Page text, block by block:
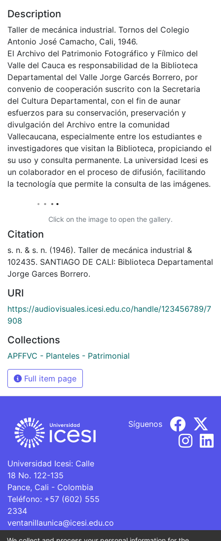
Description
Taller de mecánica industrial. Tornos del Colegio
Antonio José Camacho, Cali, 1946.
El Archivo del Patrimonio Fotográfico y Fílmico del
Valle del Cauca es responsabilidad de la Biblioteca
Departamental del Valle Jorge Garcés Borrero, por
convenio de cooperación suscrito con la Secretaria
del Cultura Departamental, con el fin de aunar
esfuerzos para su conservación, preservación y
divulgación del Archivo entre la comunidad
Vallecaucana, especialmente entre los estudiantes e
investigadores que visitan la Biblioteca, propiciando el
su uso y consulta permanente. La universidad Icesi es
un colaborador en el proceso de difusión, facilitando
la tecnología que permite la consulta de las imágenes.
Click on the image to open the gallery.
Citation
s. n. & s. n. (1946). Taller de mecánica industrial &
102435. SANTIAGO DE CALI: Biblioteca Departamental
Jorge Garces Borrero.
URI
https://audiovisuales.icesi.edu.co/handle/123456789/7
908
Collections
APFFVC - Planteles - Patrimonial
Full item page
Universidad Icesi: Calle
18 No. 122-135
Pance, Cali - Colombia
Teléfono: +57 (602) 555
2334
ventanillaunica@icesi.edu.co
Síguenos